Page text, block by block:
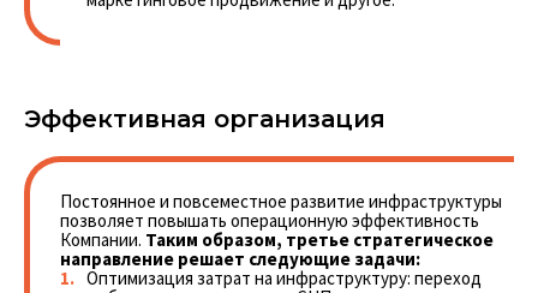
Эффективная организация
Постоянное и повсеместное развитие инфраструктуры
позволяет повышать операционную эффективность
Компании. Таким образом, третье стратегическое
направление решает следующие задачи:
Оптимизация затрат на инфраструктуру: переход